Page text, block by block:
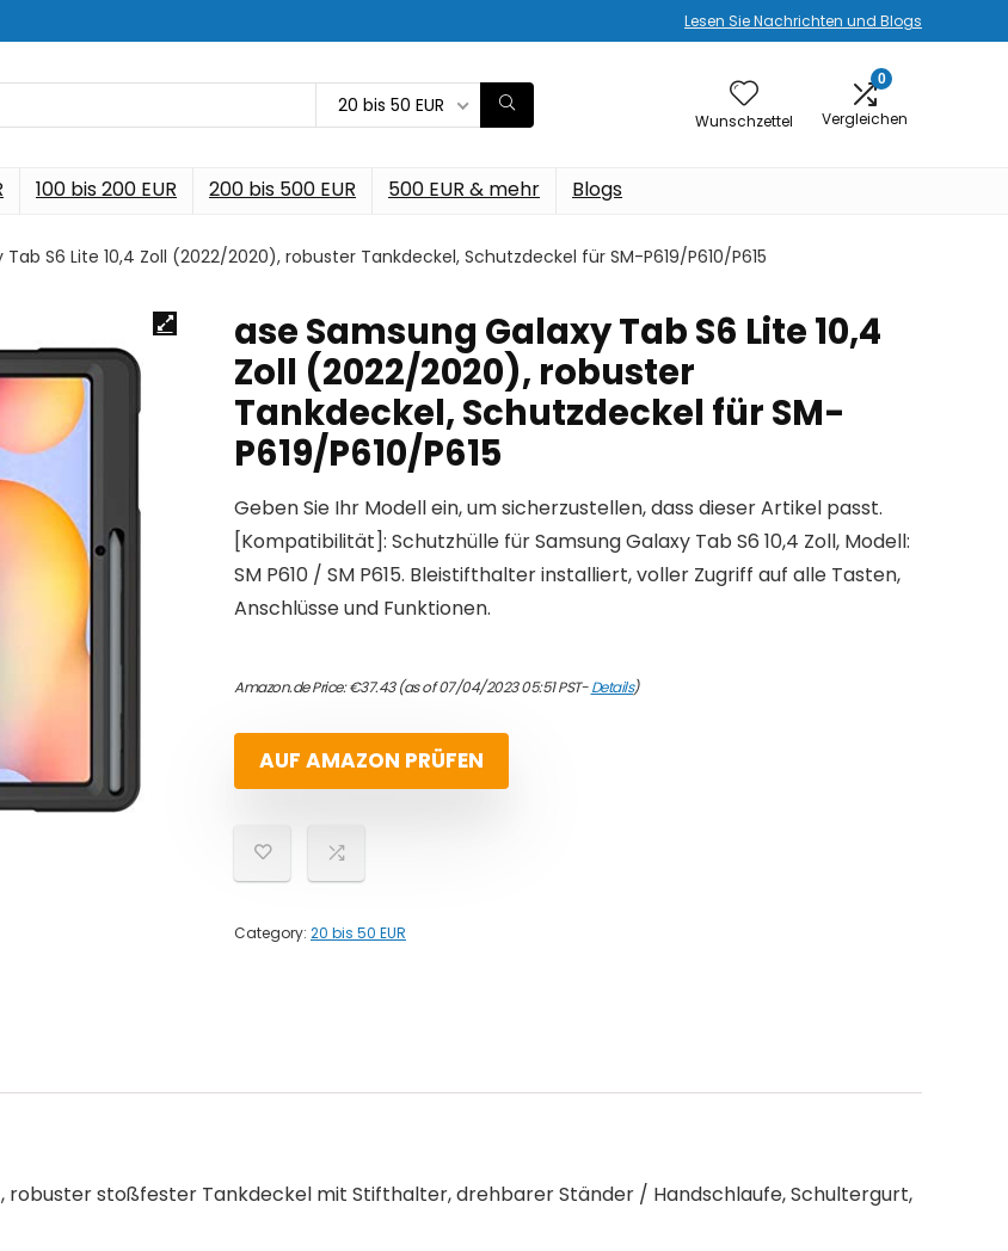
Lesen Sie Nachrichten und Blogs
20 bis 50 EUR
Wunschzettel
0
Vergleichen
100 bis 200 EUR 200 bis 500 EUR 500 EUR & mehr Blogs
S6 Lite 10,4 Zoll (2022/2020), robuster Tankdeckel, Schutzdeckel für SM-P619/P610/P615
ase Samsung Galaxy Tab S6 Lite 10,4
Zoll (2022/2020), robuster
Tankdeckel, Schutzdeckel für SM-
P619/P610/P615
Geben Sie Ihr Modell ein, um sicherzustellen, dass dieser Artikel passt.
[Kompatibilität]: Schutzhülle für Samsung Galaxy Tab S6 10,4 Zoll, Modell:
SM P610 / SM P615. Bleistifthalter installiert, voller Zugriff auf alle Tasten,
Anschlüsse und Funktionen.
Amazon.de Price:€37.43(as of 07/04/2023 05:51 PST-Details)
AUF AMAZON PRÜFEN
Category: 20 bis 50 EUR
robuster stoßfester Tankdeckel mit Stifthalter, drehbarer Ständer / Handschlaufe, Schultergurt,